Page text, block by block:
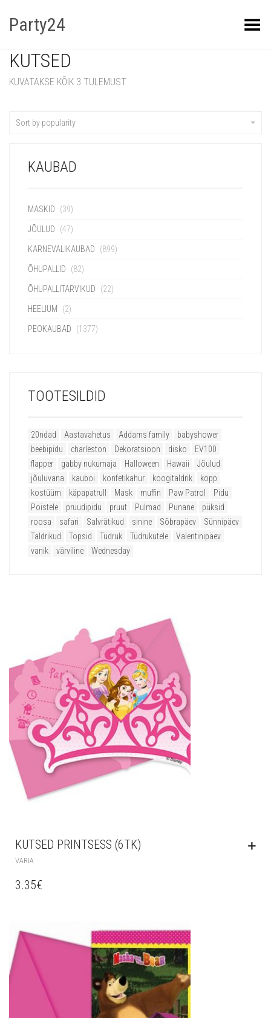
Party24 Kuva menüü
KUTSED
KUVATAKSE KÕIK 3 TULEMUST
Sort by popularity
KAUBAD
MASKID (39)
JÕULUD (47)
KARNEVALIKAUBAD (899)
ÕHUPALLID (82)
ÕHUPALLITARVIKUD (22)
HEELIUM (2)
PEOKAUBAD (1377)
TOOTESILDID
20ndad Aastavahetus Addams family
babyshower
beebipidu
charleston Dekoratsioon disko
EV100
flapper
gabby nukumaja Halloween Hawaii
Jõulud
jõuluvana
kauboi konfetikahur koogitaldrik
kopp
kostüüm
käpapatrull Mask muffin Paw Patrol
Pidu
Poistele
pruudipidu pruut Pulmad Punane
püksid
roosa
safari Salvrätikud sinine Sõbrapäev
Sünnipäev
Taldrikud
Topsid Tüdruk Tüdrukutele
Valentinipäev
vanik
värviline Wednesday
KUTSED PRINTSESS (6TK)
VARIA
3.35€